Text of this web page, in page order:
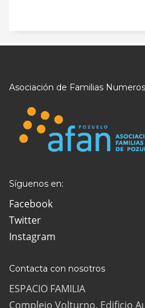
Asociación de Familias
Síguenos en:
Facebook
Twitter
Instagram
Contacta con nosotros
ESPACIO FAMILIA
Complejo Volturno, Edificio